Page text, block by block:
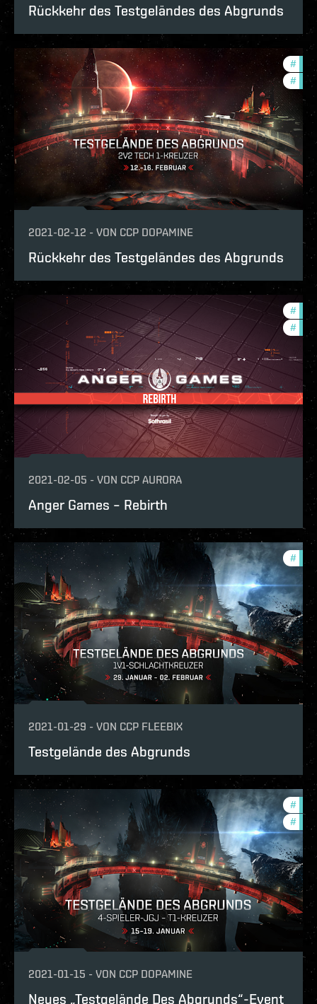
Rückkehr des Testgeländes des Abgrunds
# in-
# pvp
2021-02-12 - VON CCP DOPAMINE
Rückkehr des Testgeländes des Abgrunds
#
#
2021-02-05 - VON CCP AURORA
Anger Games – Rebirth
#
2021-01-29 - VON CCP FLEEBIX
Testgelände des Abgrunds
#
#
2021-01-15 - VON CCP DOPAMINE
Neues „Testgelände Des Abgrunds“-Event